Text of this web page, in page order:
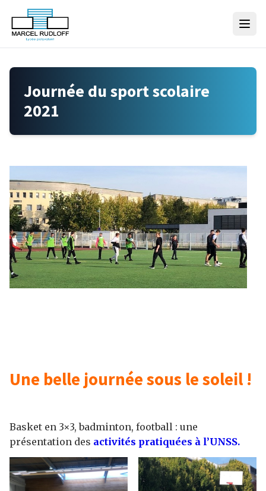
Skip to content
Journée du sport scolaire
2021
Une belle journée sous le soleil !
Basket en 3×3, badminton, football : une
présentation des activités pratiquées à l’UNSS.